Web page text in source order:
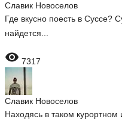
Славик Новоселов
Где вкусно поесть в Суссе?
найдется...
 7317
Славик Новоселов
Находясь в таком курортном